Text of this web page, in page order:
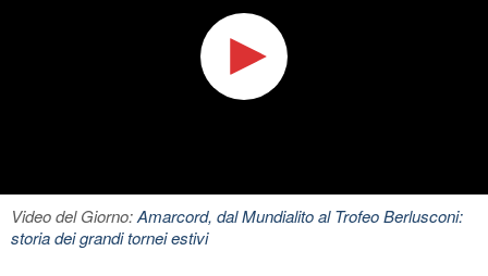
Video del Giorno:Amarcord, dal Mundialito al Trofeo Berlusconi:
storia dei grandi tornei estivi